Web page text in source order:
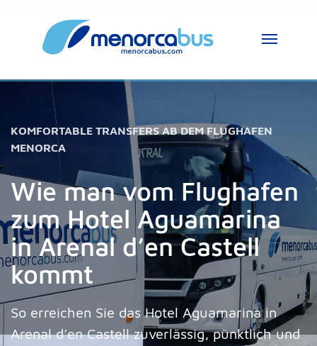
KOMFORTABLE TRANSFERS AB DEM FLUGHAFEN
MENORCA
Wie man vom Flughafen
zum Hotel Aguamarina
in Arenal d’en Castell
kommt
So erreichen Sie das Hotel Aguamarina in
Arenal d’en Castell zuverlässig, pünktlich und